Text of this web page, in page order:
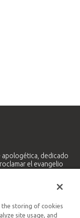
apologética, dedicado
el evangelio
y Latinoamericano
the storing of cookies
site usage, and